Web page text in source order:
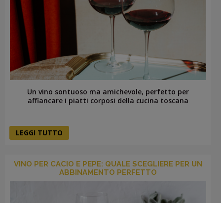
Un vino sontuoso ma amichevole, perfetto per
affiancare i piatti corposi della cucina toscana
LEGGI TUTTO
VINO PER CACIO E PEPE: QUALE SCEGLIERE PER UN
ABBINAMENTO PERFETTO